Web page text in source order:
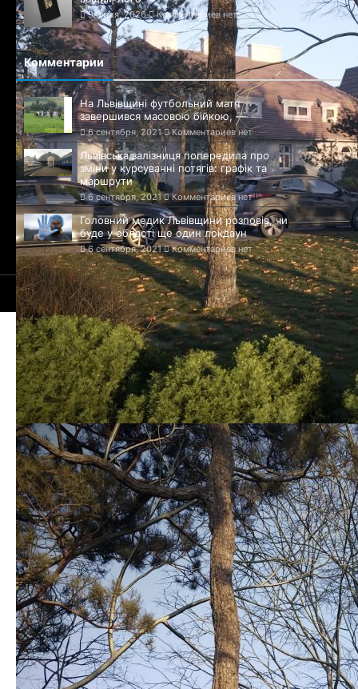
9 июля, 2026 Комментариев нет
Комментарии
На Львівщині футбольний матч
завершився масовою бійкою, —
6 сентября, 2021 Комментариев нет
Львівська залізниця попередила про
зміни у курсуванні потягів: графік та
маршрути
6 сентября, 2021 Комментариев нет
Головний медик Львівщини розповів, чи
буде у області ще один локдаун
6 сентября, 2021 Комментариев нет
© 2021-2026 Сайт Львова - 1256